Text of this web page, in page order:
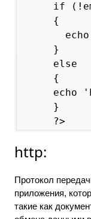
if
{
}
else
{
echo
}
http:
Протокол
приложения,
такие как